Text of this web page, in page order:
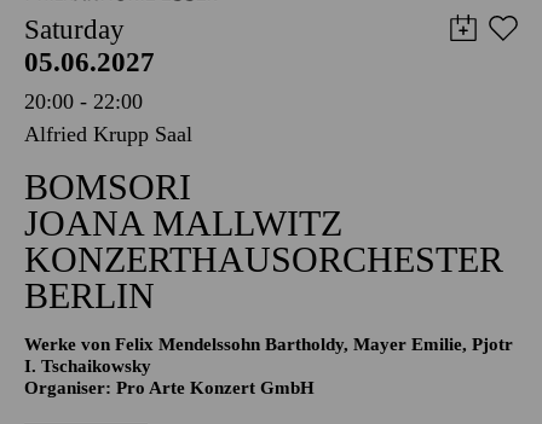
Saturday
05.06.2027
20:00 - 22:00
Alfried Krupp Saal
BOMSORI
JOANA MALLWITZ
KONZERTHAUSORCHESTER
BERLIN
Werke von Felix Mendelssohn Bartholdy, Mayer Emilie, Pjotr
I. Tschaikowsky
Organiser: Pro Arte Konzert GmbH